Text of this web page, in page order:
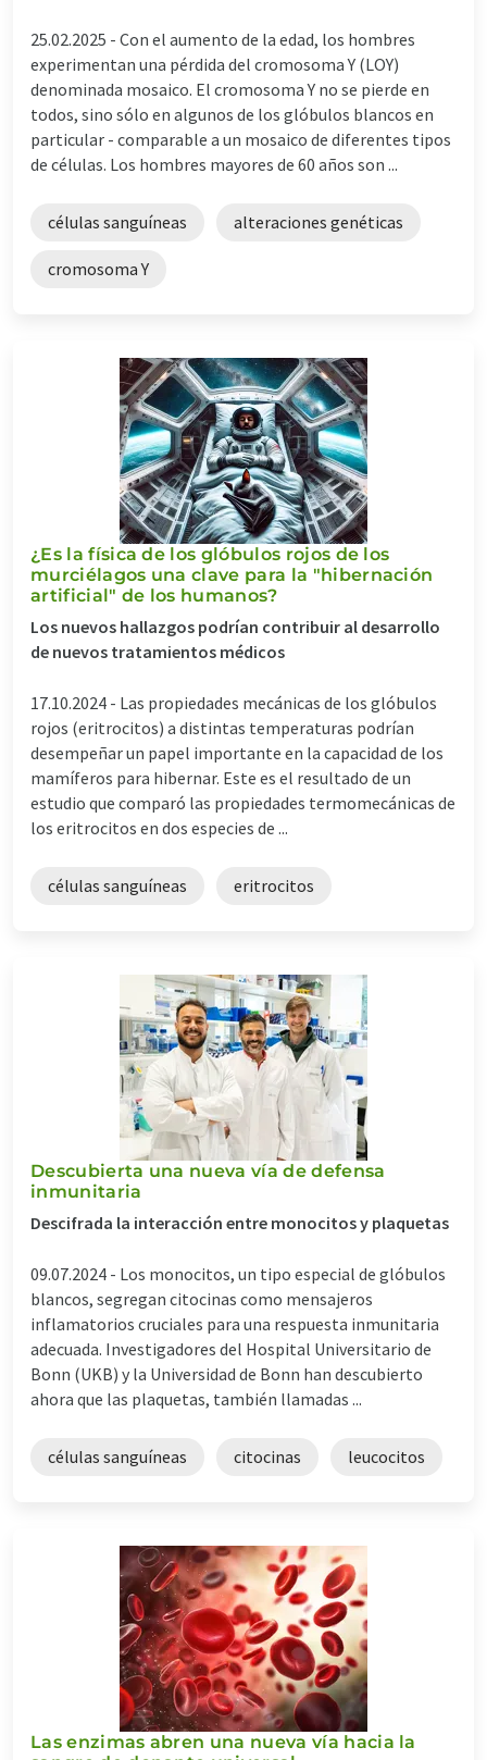
25.02.2025 - Con el aumento de la edad, los hombres
experimentan una pérdida del cromosoma Y (LOY)
denominada mosaico. El cromosoma Y no se pierde en
todos, sino sólo en algunos de los glóbulos blancos en
particular - comparable a un mosaico de diferentes tipos
de células. Los hombres mayores de 60 años son ...
células sanguíneas alteraciones genéticas
cromosoma Y
¿Es la física de los glóbulos rojos de los
murciélagos una clave para la "hibernación
artificial" de los humanos?
Los nuevos hallazgos podrían contribuir al desarrollo
de nuevos tratamientos médicos
17.10.2024 - Las propiedades mecánicas de los glóbulos
rojos (eritrocitos) a distintas temperaturas podrían
desempeñar un papel importante en la capacidad de los
mamíferos para hibernar. Este es el resultado de un
estudio que comparó las propiedades termomecánicas de
los eritrocitos en dos especies de ...
células sanguíneas eritrocitos
Descubierta una nueva vía de defensa
inmunitaria
Descifrada la interacción entre monocitos y plaquetas
09.07.2024 - Los monocitos, un tipo especial de glóbulos
blancos, segregan citocinas como mensajeros
inflamatorios cruciales para una respuesta inmunitaria
adecuada. Investigadores del Hospital Universitario de
Bonn (UKB) y la Universidad de Bonn han descubierto
ahora que las plaquetas, también llamadas ...
células sanguíneas citocinas leucocitos
Las enzimas abren una nueva vía hacia la